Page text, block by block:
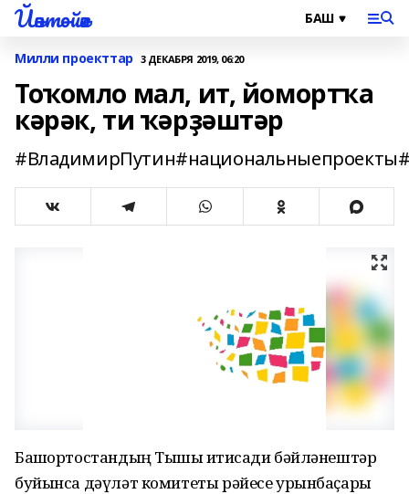
Йәнтөйәк
Милли проекттар 3 ДЕКАБРЯ 2019, 06:20
Тоҡомло мал, ит, йомортҡа
кәрәк, ти ҡәрҙәштәр
Башҡортостандың Тышҡы иҡтисади бәйләнештәр
буйынса дәүләт комитеты рәйесе урынбаҫары